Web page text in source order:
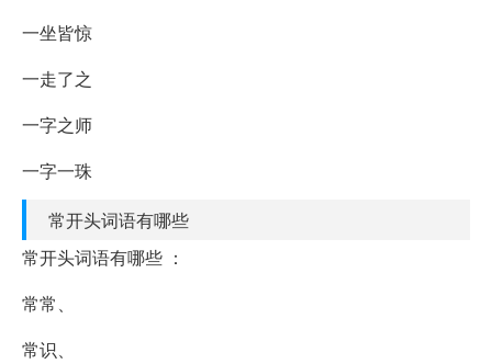
一坐皆惊
一走了之
一字之师
一字一珠
常开头词语有哪些
常开头词语有哪些 ：
常常、
常识、